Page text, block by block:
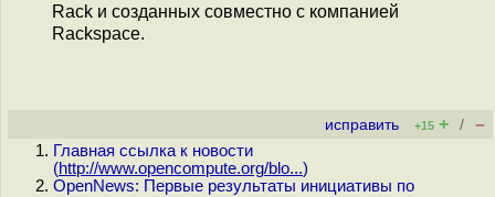
Rack и созданных совместно с компанией
Rackspace.
исправить +15 + / –
Главная ссылка к новости
(http://www.opencompute.org/blo...)
OpenNews: Первые результаты инициативы по